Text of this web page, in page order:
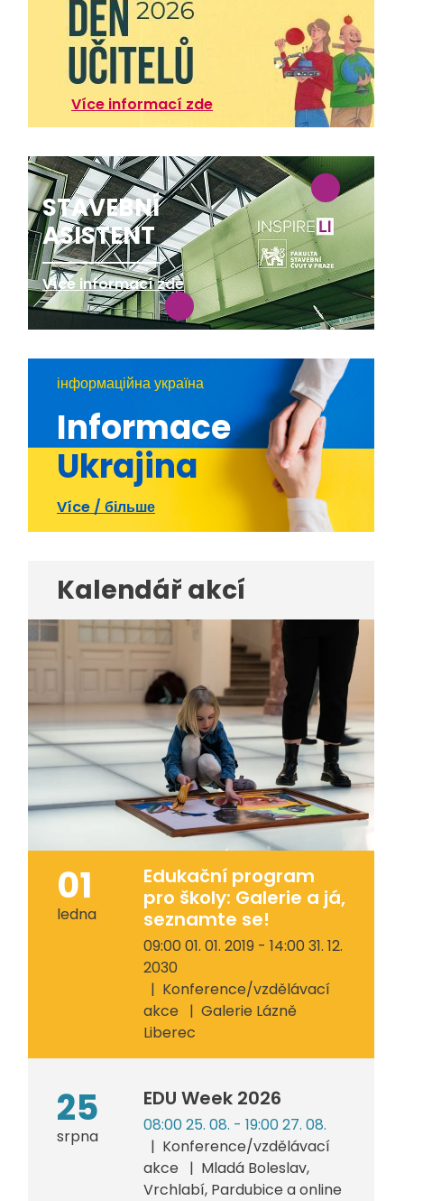
Více informací zde
STAVEBNÍ
ASISTENT
Více informací zde
інформаційна україна
Informace
Ukrajina
Více / більше
Kalendář akcí
01
ledna
Edukační program
pro školy: Galerie a já,
seznamte se!
09:00 01. 01. 2019 - 14:00 31. 12.
2030
Konference/vzdělávací
akce
Galerie Lázně
Liberec
25
srpna
EDU Week 2026
08:00 25. 08. - 19:00 27. 08.
Konference/vzdělávací
akce
Mladá Boleslav,
Vrchlabí, Pardubice a online